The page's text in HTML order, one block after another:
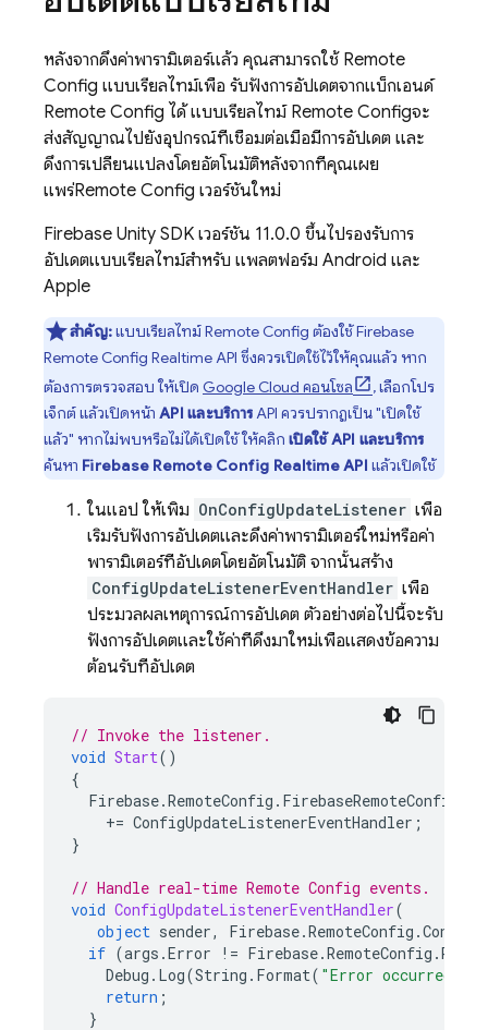
หลังจากดึงค่าพารามิเตอร์แล้ว คุณสามารถใช้ Remote
Config แบบเรียลไทม์เพื่อ รับฟังการอัปเดตจากแบ็กเอนด์
Remote Config ได้ แบบเรียลไทม์ Remote Configจะ
ส่งสัญญาณไปยังอุปกรณ์ที่เชื่อมต่อเมื่อมีการอัปเดต และ
ดึงการเปลี่ยนแปลงโดยอัตโนมัติหลังจากที่คุณเผย
แพร่Remote Config เวอร์ชันใหม่
Firebase Unity SDK เวอร์ชัน 11.0.0 ขึ้นไปรองรับการ
อัปเดตแบบเรียลไทม์สำหรับ แพลตฟอร์ม Android และ
Apple
สำคัญ:แบบเรียลไทม์Remote Config ต้องใช้Firebase
Remote Config Realtime API ซึ่งควรเปิดใช้ไว้ให้คุณแล้ว หาก
ต้องการตรวจสอบ ให้เปิด Google Cloud คอนโซล
, เลือกโปร
เจ็กต์ แล้วเปิดหน้า API และบริการAPI ควรปรากฏเป็น "เปิดใช้
แล้ว" หากไม่พบหรือไม่ได้เปิดใช้ ให้คลิก เปิดใช้ API และบริการ
ค้นหา Firebase Remote Config Realtime API แล้วเปิดใช้
ในแอป ให้เพิ่ม OnConfigUpdateListener เพื่อ
เริ่มรับฟังการอัปเดตและดึงค่าพารามิเตอร์ใหม่หรือค่า
พารามิเตอร์ที่อัปเดตโดยอัตโนมัติ จากนั้นสร้าง
ConfigUpdateListenerEventHandler เพื่อ
ประมวลผลเหตุการณ์การอัปเดต ตัวอย่างต่อไปนี้จะรับ
ฟังการอัปเดตและใช้ค่าที่ดึงมาใหม่เพื่อแสดงข้อความ
ต้อนรับที่อัปเดต
// Invoke the listener.
void Start()
{
Firebase.RemoteConfig . FirebaseRemoteConfig
+= ConfigUpdateListenerEventHandler ;
}
// Handle real-time Remote Config events.
void ConfigUpdateListenerEventHandler(
object sender, Firebase.RemoteConfig .
if (args .Error != Firebase.RemoteConfig .
Debug . Log(String . Format( "Error occurred
return ;
}